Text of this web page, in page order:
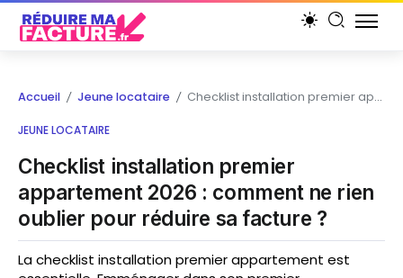
Accueil / Jeune locataire / Checklist installation premier appartement 2026 : comment ne rien oublier pour réduire sa facture ?
JEUNE LOCATAIRE
Checklist installation premier
appartement 2026 : comment ne rien
oublier pour réduire sa facture ?
La checklist installation premier appartement est